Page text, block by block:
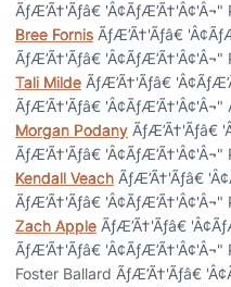
ÃƒÆ’Ã†'Ãƒâ€
Bree Fornis ÃƒÆ’Ã†'Ãƒâ€
ÃƒÆ’Ã†'Ãƒâ€
Tali Milde ÃƒÆ’Ã†'Ãƒâ€
ÃƒÆ’Ã†'Ãƒâ€
Morgan Podany ÃƒÆ’Ã†'Ãƒâ€
ÃƒÆ’Ã†'Ãƒâ€
Kendall Veach ÃƒÆ’Ã†'Ãƒâ€
ÃƒÆ’Ã†'Ãƒâ€
Zach Apple ÃƒÆ’Ã†'Ãƒâ€
ÃƒÆ’Ã†'Ãƒâ€
Foster Ballard ÃƒÆ’Ã†'Ãƒâ€